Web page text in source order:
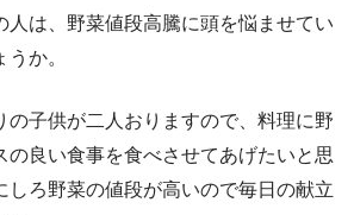
人は、野菜値段高騰に頭を悩ませてい
か。
の子供が二人おりますので、料理に野
の良い食事を食べさせてあげたいと思
しろ野菜の値段が高いので毎日の献立